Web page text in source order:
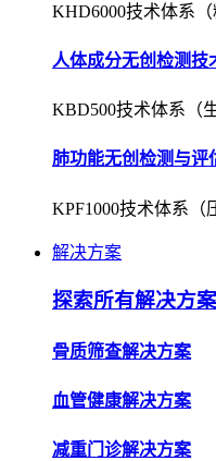
KHD6000技术体系（
人体成分无创检测技
KBD500技术体系（
肺功能无创检测与评
KPF1000技术体系（
解决方案
探索所有解决方案
骨质筛查解决方案
血管健康解决方案
减重门诊解决方案